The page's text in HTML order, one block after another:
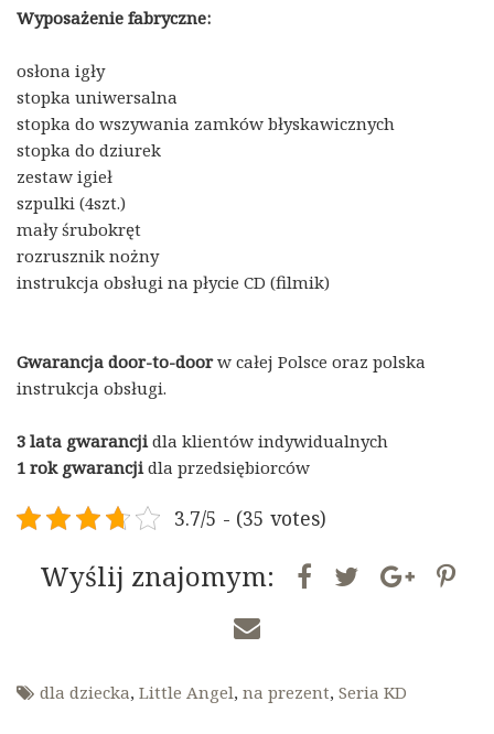
Wyposażenie fabryczne:
osłona igły
stopka uniwersalna
stopka do wszywania zamków błyskawicznych
stopka do dziurek
zestaw igieł
szpulki (4szt.)
mały śrubokręt
rozrusznik nożny
instrukcja obsługi na płycie CD (filmik)
Gwarancja door-to-doorw całej Polsce oraz polska
instrukcja obsługi.
3 lata gwarancji dla klientów indywidualnych
1 rok gwarancji dla przedsiębiorców
3.7/5 - (35 votes)
Wyślij znajomym:
dla dziecka Little Angel na prezent Seria KD